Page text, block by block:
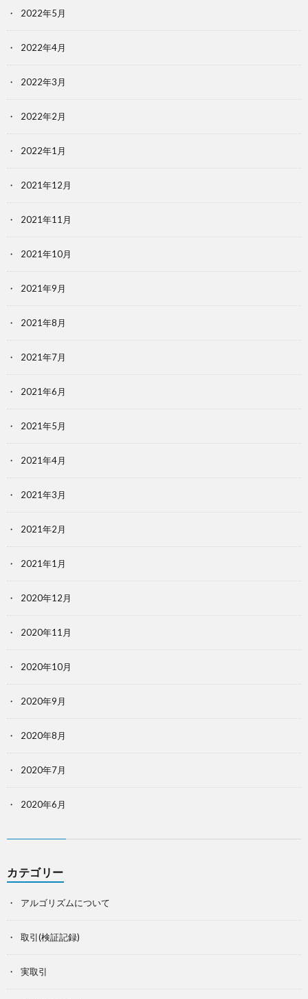
2022年5月
2022年4月
2022年3月
2022年2月
2022年1月
2021年12月
2021年11月
2021年10月
2021年9月
2021年8月
2021年7月
2021年6月
2021年5月
2021年4月
2021年3月
2021年2月
2021年1月
2020年12月
2020年11月
2020年10月
2020年9月
2020年8月
2020年7月
2020年6月
カテゴリー
アルゴリズムについて
取引(検証記録)
実取引